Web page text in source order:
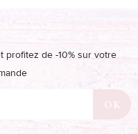
profitez de -10% sur votre